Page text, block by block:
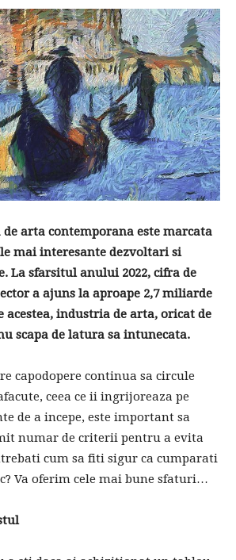
arta contemporana este marcata
mai interesante dezvoltari si
La sfarsitul anului 2022, cifra de
a ajuns la aproape 2,7 miliarde
acestea, industria de arta, oricat de
scapa de latura sa intunecata.
capodopere continua sa circule
ceea ce ii ingrijoreaza pe
de a incepe, este important sa
numar de criterii pentru a evita
cum sa fiti sigur ca cumparati
Va oferim cele mai bune sfaturi…